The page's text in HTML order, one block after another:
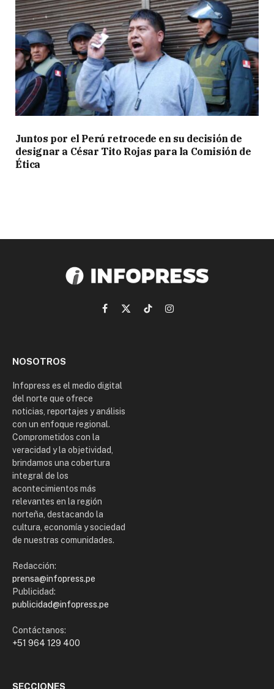
Juntos por el Perú retrocede en su decisión de
designar a César Tito Rojas para la Comisión de
Ética
Facebook
X
TikTokInstagram
NOSOTROS
Infopress es el medio digital
del norte que ofrece
noticias, reportajes y análisis
con un enfoque regional.
Comprometidos con la
veracidad y la objetividad,
brindamos una cobertura
integral de los
acontecimientos más
relevantes en la región
norteña, destacando la
cultura, economía y sociedad
de nuestras comunidades.
Redacción:
prensa@infopress.pe
Publicidad:
publicidad@infopress.pe
Contáctanos:
+51 964 129 400
SECCIONES